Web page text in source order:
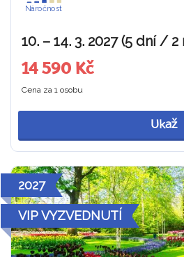
Náročnost
10. – 14. 3. 2027 (5 dní / 2
14 590 Kč
Cena za 1 osobu
Ukaž
2027
VIP VYZVEDNUTÍ